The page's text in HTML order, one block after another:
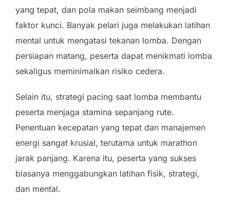
yang tepat, dan pola makan seimbang menjadi
faktor kunci. Banyak pelari juga melakukan latihan
mental untuk mengatasi tekanan lomba. Dengan
persiapan matang, peserta dapat menikmati lomba
sekaligus meminimalkan risiko cedera.
Selain itu, strategi pacing saat lomba membantu
peserta menjaga stamina sepanjang rute.
Penentuan kecepatan yang tepat dan manajemen
energi sangat krusial, terutama untuk marathon
jarak panjang. Karena itu, peserta yang sukses
biasanya menggabungkan latihan fisik, strategi,
dan mental.